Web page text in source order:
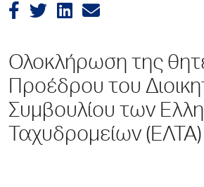
Ολοκλήρωση της
Προέδρου του
Συμβουλίου των
Ταχυδρομείων (ΕΛΤΑ)